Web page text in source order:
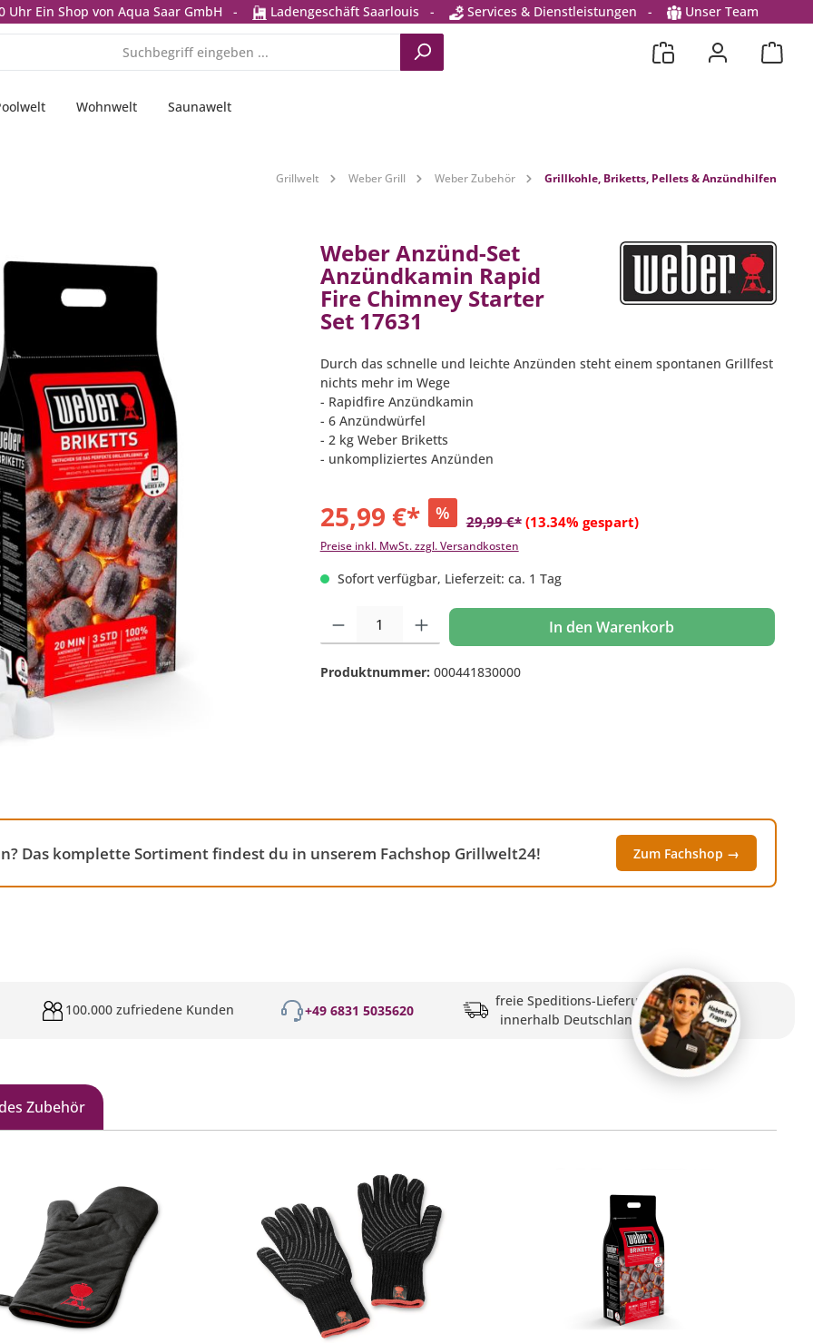
Uhr Ein Shop von Aqua Saar GmbH - Ladengeschäft Saarlouis - Services & Dienstleistungen - Unser Team
Wohnwelt Saunawelt
Grillwelt Weber Grill Weber Zubehör Grillkohle, Briketts, Pellets & Anzündhilfen
Weber Anzünd-Set
Anzündkamin Rapid
Fire Chimney Starter
Set 17631
Durch das schnelle und leichte Anzünden steht einem spontanen Grillfest
nichts mehr im Wege
- Rapidfire Anzündkamin
- 6 Anzündwürfel
- 2 kg Weber Briketts
- unkompliziertes Anzünden
25,99 €* % 29,99 €* (13.34% gespart)
Preise inkl. MwSt. zzgl. Versandkosten
Sofort verfügbar, Lieferzeit: ca. 1 Tag
Produkt Anzahl: Gib den gewünschten Wert ein oder benutze die Schaltflächen um die
In den Warenkorb
Produktnummer: 000441830000
Das komplette Sortiment findest du in unserem Fachshop Grillwelt24! Zum Fachshop →
100.000 zufriedene Kunden +49 6831 5035620
freie Speditions-Lieferung
innerhalb Deutschlands
Zubehör